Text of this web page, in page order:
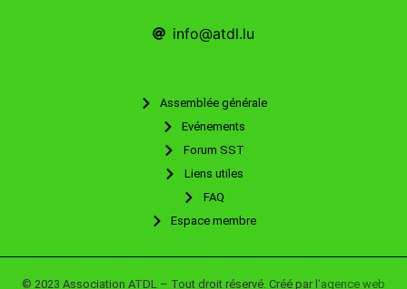
info@atdl.lu
Assemblée générale
Evénements
Forum SST
Liens utiles
FAQ
Espace membre
© 2023 Association ATDL – Tout droit réservé. Créé par l ‘agence web